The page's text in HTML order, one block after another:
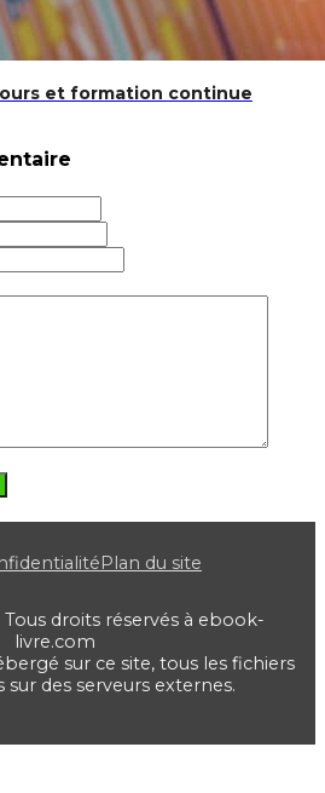
et formation continue
Plan du site
droits réservés à ebook-
livre.com
sur ce site, tous les fichiers
des serveurs externes.